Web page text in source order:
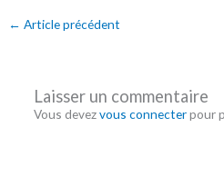
← Article précédent
Laisser un commentaire
Vous devezvous connecterpour